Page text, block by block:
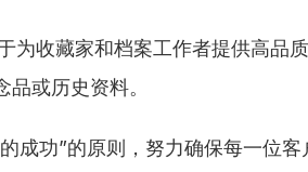
为收藏家和档案工作者提供高品
或历史资料。
成功”的原则，努力确保每一位客